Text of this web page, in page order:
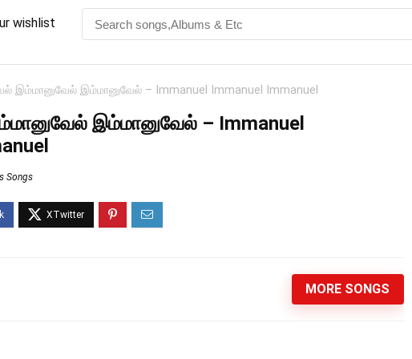
wishlist
இம்மானுவேல் இம்மானுவேல் – Immanuel Immanuel Immanuel
இம்மானுவேல் – Immanuel
Songs
MORE SONGS